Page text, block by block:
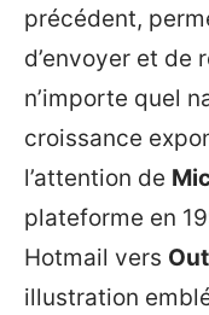
précédent,
d’envoyer et de
n’importe quel
croissance
l’attention de
plateforme en
Hotmail vers
illustration